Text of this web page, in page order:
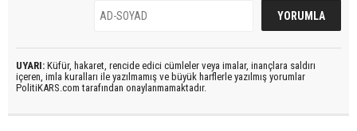
UYARI: Küfür, hakaret, rencide edici cümleler veya imalar, inançlara saldırı
içeren, imla kuralları ile yazılmamış ve büyük harflerle yazılmış yorumlar
PolitiKARS.com tarafından onaylanmamaktadır.